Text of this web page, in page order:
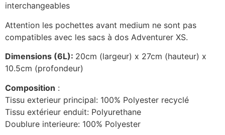
interchangeables
Attention les pochettes avant medium ne sont pas
compatibles avec les sacs à dos Adventurer XS.
Dimensions (6L): 20cm (largeur) x 27cm (hauteur) x
10.5cm (profondeur)
Composition :
Tissu exterieur principal: 100% Polyester recyclé
Tissu extérieur enduit: Polyurethane
Doublure interieure: 100% Polyester